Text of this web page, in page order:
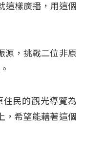
這樣廣播，用這個
源，挑戰二位非原
民的觀光導覽為
，希望能藉著這個